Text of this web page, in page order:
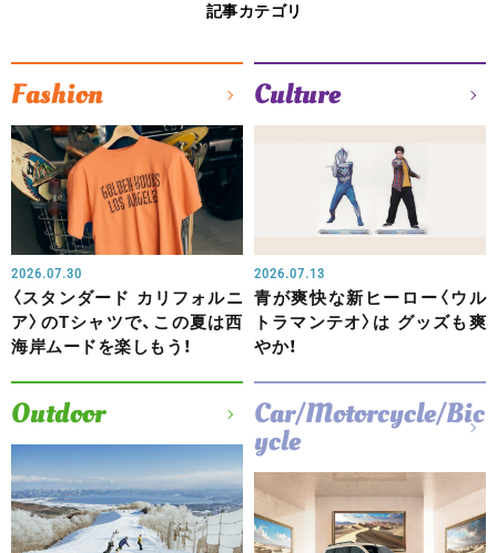
記事カテゴリ
Fashion
2026.07.30
〈スタンダード カリフォルニ
ア〉のTシャツで、この夏は西
海岸ムードを楽しもう！
Culture
2026.07.13
青が爽快な新ヒーロー〈ウル
トラマンテオ〉は グッズも爽
やか！
Outdoor Car/Motorcycle/Bic
ycle